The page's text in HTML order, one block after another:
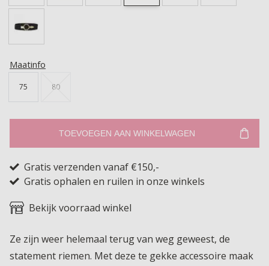
Maatinfo
75 80
TOEVOEGEN AAN WINKELWAGEN
Gratis verzenden vanaf €150,-
Gratis ophalen en ruilen in onze winkels
Bekijk voorraad winkel
Ze zijn weer helemaal terug van weg geweest, de
statement riemen. Met deze te gekke accessoire maak